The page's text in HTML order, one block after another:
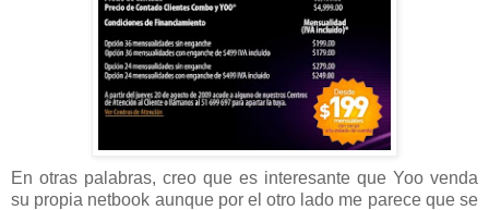
En otras palabras, creo que es interesante que Yoo venda
su propia netbook aunque por el otro lado me parece que se